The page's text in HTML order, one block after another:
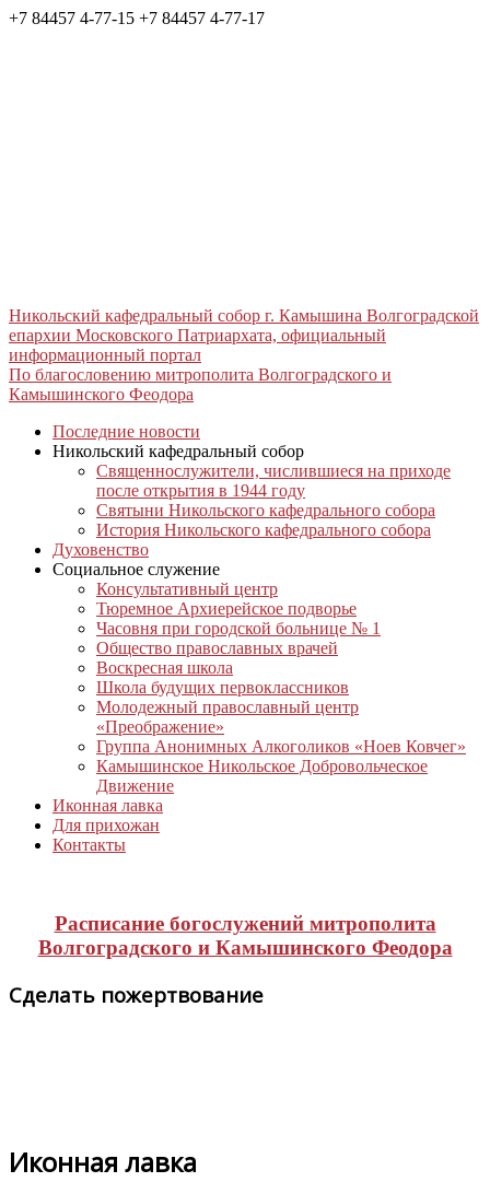
+7 84457 4-77-15 +7 84457 4-77-17
Никольский кафедральный собор г. Камышина Волгоградской
епархии Московского Патриархата, официальный
информационный портал
По благословению митрополита Волгоградского и
Камышинского Феодора
Последние новости
Никольский кафедральный собор
Священнослужители, числившиеся на приходе
после открытия в 1944 году
Святыни Никольского кафедрального собора
История Никольского кафедрального собора
Духовенство
Социальное служение
Консультативный центр
Тюремное Архиерейское подворье
Часовня при городской больнице № 1
Общество православных врачей
Воскресная школа
Школа будущих первоклассников
Молодежный православный центр
«Преображение»
Группа Анонимных Алкоголиков «Ноев Ковчег»
Камышинское Никольское Добровольческое
Движение
Иконная лавка
Для прихожан
Контакты
Расписание богослужений митрополита
Волгоградского и Камышинского Феодора
Сделать пожертвование
Иконная лавка